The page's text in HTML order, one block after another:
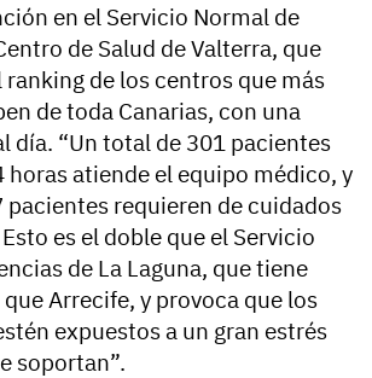
en el Servicio Normal de
de Salud de Valterra, que
de los centros que más
de toda Canarias, con una
día. “Un total de 301 pacientes
horas atiende el equipo médico, y
pacientes requieren de cuidados
es el doble que el Servicio
de La Laguna, que tiene
Arrecife, y provoca que los
expuestos a un gran estrés
soportan”.